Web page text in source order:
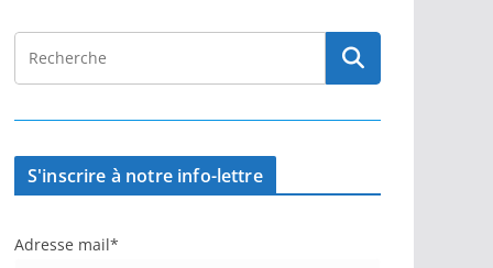
S'inscrire à notre info-lettre
Adresse mail*